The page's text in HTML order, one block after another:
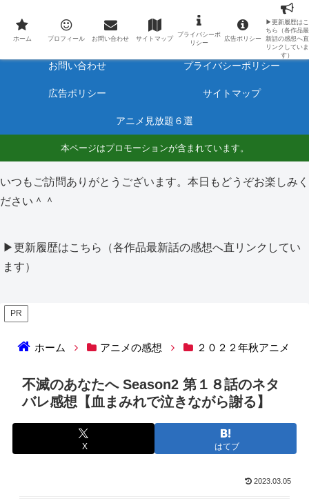
最新アニメのあらすじと感想をネタバレ有りで毎日更新しています。
ホーム プロフィール
お問い合わせ プライバシーポリシー
広告ポリシー サイトマップ
アニメ見放題６選
本ページはプロモーションが含まれています。
いつもご訪問ありがとうございます。本日もどうぞお楽しみく
ださい＾＾
▶更新履歴はこちら（各作品最新話の感想へ直リンクしてい
ます）
PR
ホーム アニメの感想 ２０２２年秋アニメ
不滅のあなたへ Season2 第１８話のネタ
バレ感想【血まみれで泣きながら謝る】
X はてブ
2023.03.05
ホーム プロフィール お問い合わせ サイトマップ
プライバシーポ
リシー
広告ポリシー
▶更新履歴はこ
ちら（各作品最
新話の感想へ直
リンクしていま
す）